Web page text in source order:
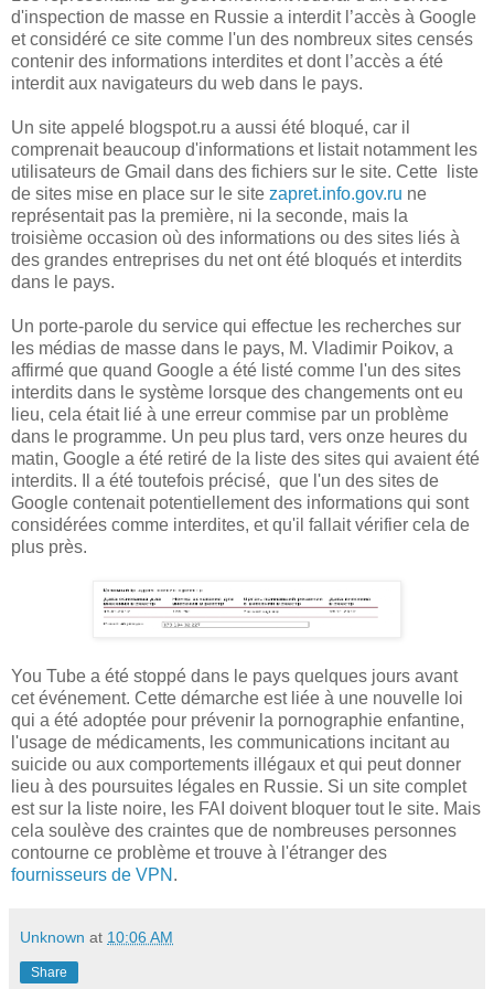
d'inspection de masse en Russie a interdit l’accès à Google
et considéré ce site comme l'un des nombreux sites censés
contenir des informations interdites et dont l’accès a été
interdit aux navigateurs du web dans le pays.
Un site appelé blogspot.ru a aussi été bloqué, car il
comprenait beaucoup d'informations et listait notamment les
utilisateurs de Gmail dans des fichiers sur le site. Cette liste
de sites mise en place sur le site zapret.info.gov.ru ne
représentait pas la première, ni la seconde, mais la
troisième occasion où des informations ou des sites liés à
des grandes entreprises du net ont été bloqués et interdits
dans le pays.
Un porte-parole du service qui effectue les recherches sur
les médias de masse dans le pays, M. Vladimir Poikov, a
affirmé que quand Google a été listé comme l'un des sites
interdits dans le système lorsque des changements ont eu
lieu, cela était lié à une erreur commise par un problème
dans le programme. Un peu plus tard, vers onze heures du
matin, Google a été retiré de la liste des sites qui avaient été
interdits. Il a été toutefois précisé, que l'un des sites de
Google contenait potentiellement des informations qui sont
considérées comme interdites, et qu'il fallait vérifier cela de
plus près.
You Tube a été stoppé dans le pays quelques jours avant
cet événement. Cette démarche est liée à une nouvelle loi
qui a été adoptée pour prévenir la pornographie enfantine,
l'usage de médicaments, les communications incitant au
suicide ou aux comportements illégaux et qui peut donner
lieu à des poursuites légales en Russie. Si un site complet
est sur la liste noire, les FAI doivent bloquer tout le site. Mais
cela soul ève des craintes que de nombreuses personnes
contourne ce probl ème et trouve à l'étranger des
fournisseurs de VPN .
Unknown at 10:06 AM
Share